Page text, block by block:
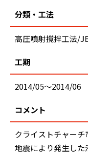
分類・工法
高圧噴射撹拌工法/
工期
2014/05～2014/06
コメント
クライストチャー
地震により発生し